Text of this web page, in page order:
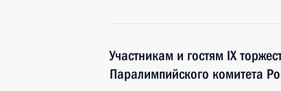
Участникам и гостям IX
Паралимпийского комитета